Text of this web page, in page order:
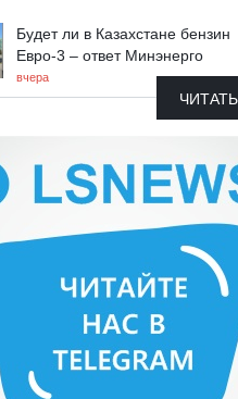
Будет ли в Казахстане бензин
Евро-3 – ответ Минэнерго
вчера